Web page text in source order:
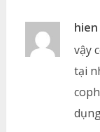
hien
vậy
tại